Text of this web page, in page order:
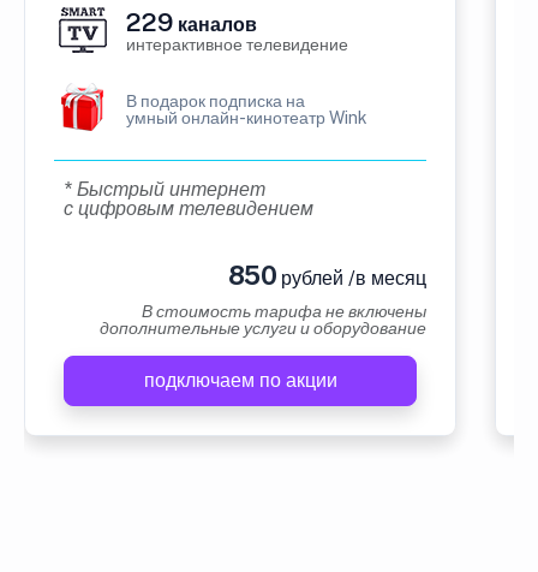
229 каналов
интерактивное телевидение
В подарок подписка на
умный онлайн-кинотеатр Wink
* Быстрый интернет
с цифровым телевидением
850 рублей /в месяц
В стоимость тарифа не включены
дополнительные услуги и оборудование
подключаем по акции